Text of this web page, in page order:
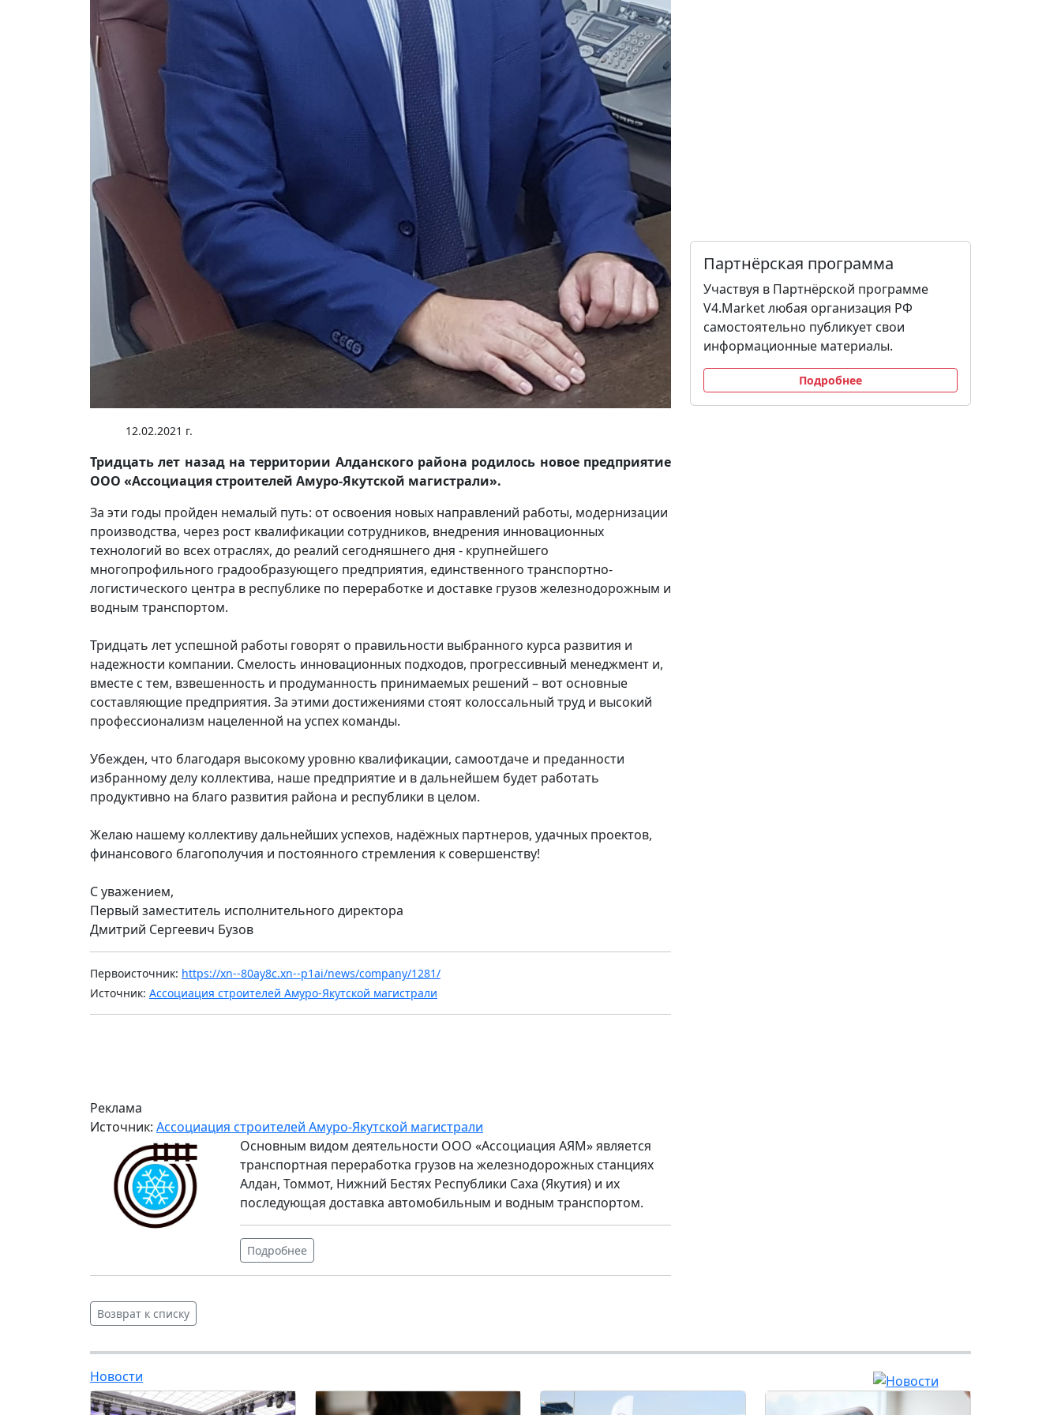
12.02.2021 г.
Тридцать лет назад на территории Алданского района родилось новое предприятие
ООО «Ассоциация строителей Амуро-Якутской магистрали».
За эти годы пройден немалый путь: от освоения новых направлений работы, модернизации
производства, через рост квалификации сотрудников, внедрения инновационных
технологий во всех отраслях, до реалий сегодняшнего дня - крупнейшего
многопрофильного градообразующего предприятия, единственного транспортно-
логистического центра в республике по переработке и доставке грузов железнодорожным и
водным транспортом.
Тридцать лет успешной работы говорят о правильности выбранного курса развития и
надежности компании. Смелость инновационных подходов, прогрессивный менеджмент и,
вместе с тем, взвешенность и продуманность принимаемых решений – вот основные
составляющие предприятия. За этими достижениями стоят колоссальный труд и высокий
профессионализм нацеленной на успех команды.
Убежден, что благодаря высокому уровню квалификации, самоотдаче и преданности
избранному делу коллектива, наше предприятие и в дальнейшем будет работать
продуктивно на благо развития района и республики в целом.
Желаю нашему коллективу дальнейших успехов, надёжных партнеров, удачных проектов,
финансового благополучия и постоянного стремления к совершенству!
С уважением,
Первый заместитель исполнительного директора
Дмитрий Сергеевич Бузов
Первоисточник: https://xn--80ay8c.xn--p1ai/news/company/1281/
Источник: Ассоциация строителей Амуро-Якутской магистрали
Реклама
Источник: Ассоциация строителей Амуро-Якутской магистрали
Основным видом деятельности ООО «Ассоциация АЯМ» является
транспортная переработка грузов на железнодорожных станциях
Алдан, Томмот, Нижний Бестях Республики Саха (Якутия) и их
последующая доставка автомобильным и водным транспортом.
Подробнее
Партнёрская программа
Участвуя в Партнёрской программе
V4.Market любая организация РФ
самостоятельно публикует свои
информационные материалы.
Подробнее
Возврат к списку
Новости